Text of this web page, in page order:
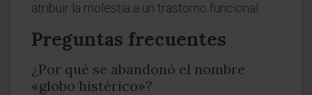
atribuir la molestia a un trastorno funcional.
Preguntas frecuentes
¿Por qué se abandonó el nombre
«globo histérico»?